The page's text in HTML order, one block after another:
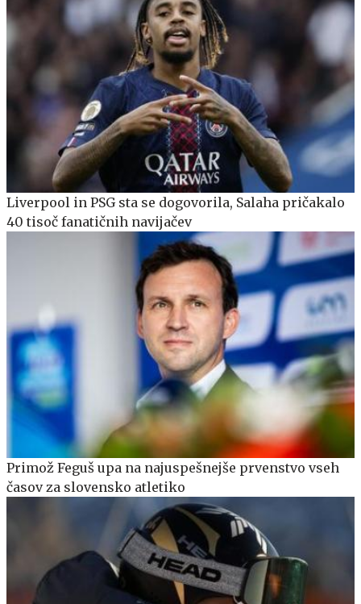
Liverpool in PSG sta se dogovorila, Salaha pričakalo
40 tisoč fanatičnih navijačev
Primož Feguš upa na najuspešnejše prvenstvo vseh
časov za slovensko atletiko